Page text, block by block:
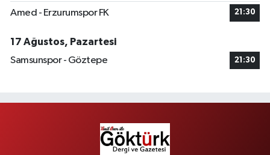
Amed - Erzurumspor FK 21:30
17 Ağustos, Pazartesi
Samsunspor - Göztepe
21:30